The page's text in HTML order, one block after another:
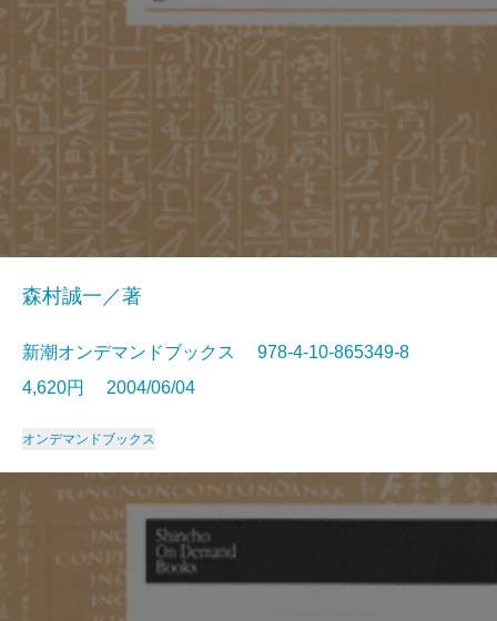
森村誠一／著
新潮オンデマンドブックス 978-4-10-865349-8
4,620円 2004/06/04
オンデマンドブックス